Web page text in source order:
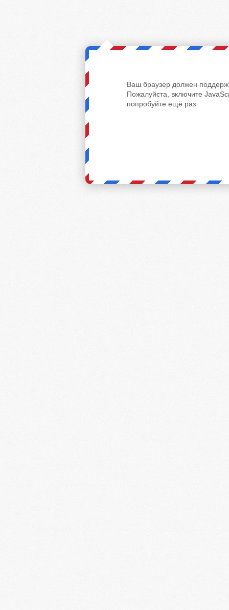
Ваш браузер должен
Пожалуйста, включите
попробуйте ещё раз